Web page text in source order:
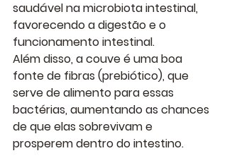
saudável na microbiota intestinal,
favorecendo a digestão e o
funcionamento intestinal.
Além disso, a couve é uma boa
fonte de fibras (prebiótico), que
serve de alimento para essas
bactérias, aumentando as chances
de que elas sobrevivam e
prosperem dentro do intestino.